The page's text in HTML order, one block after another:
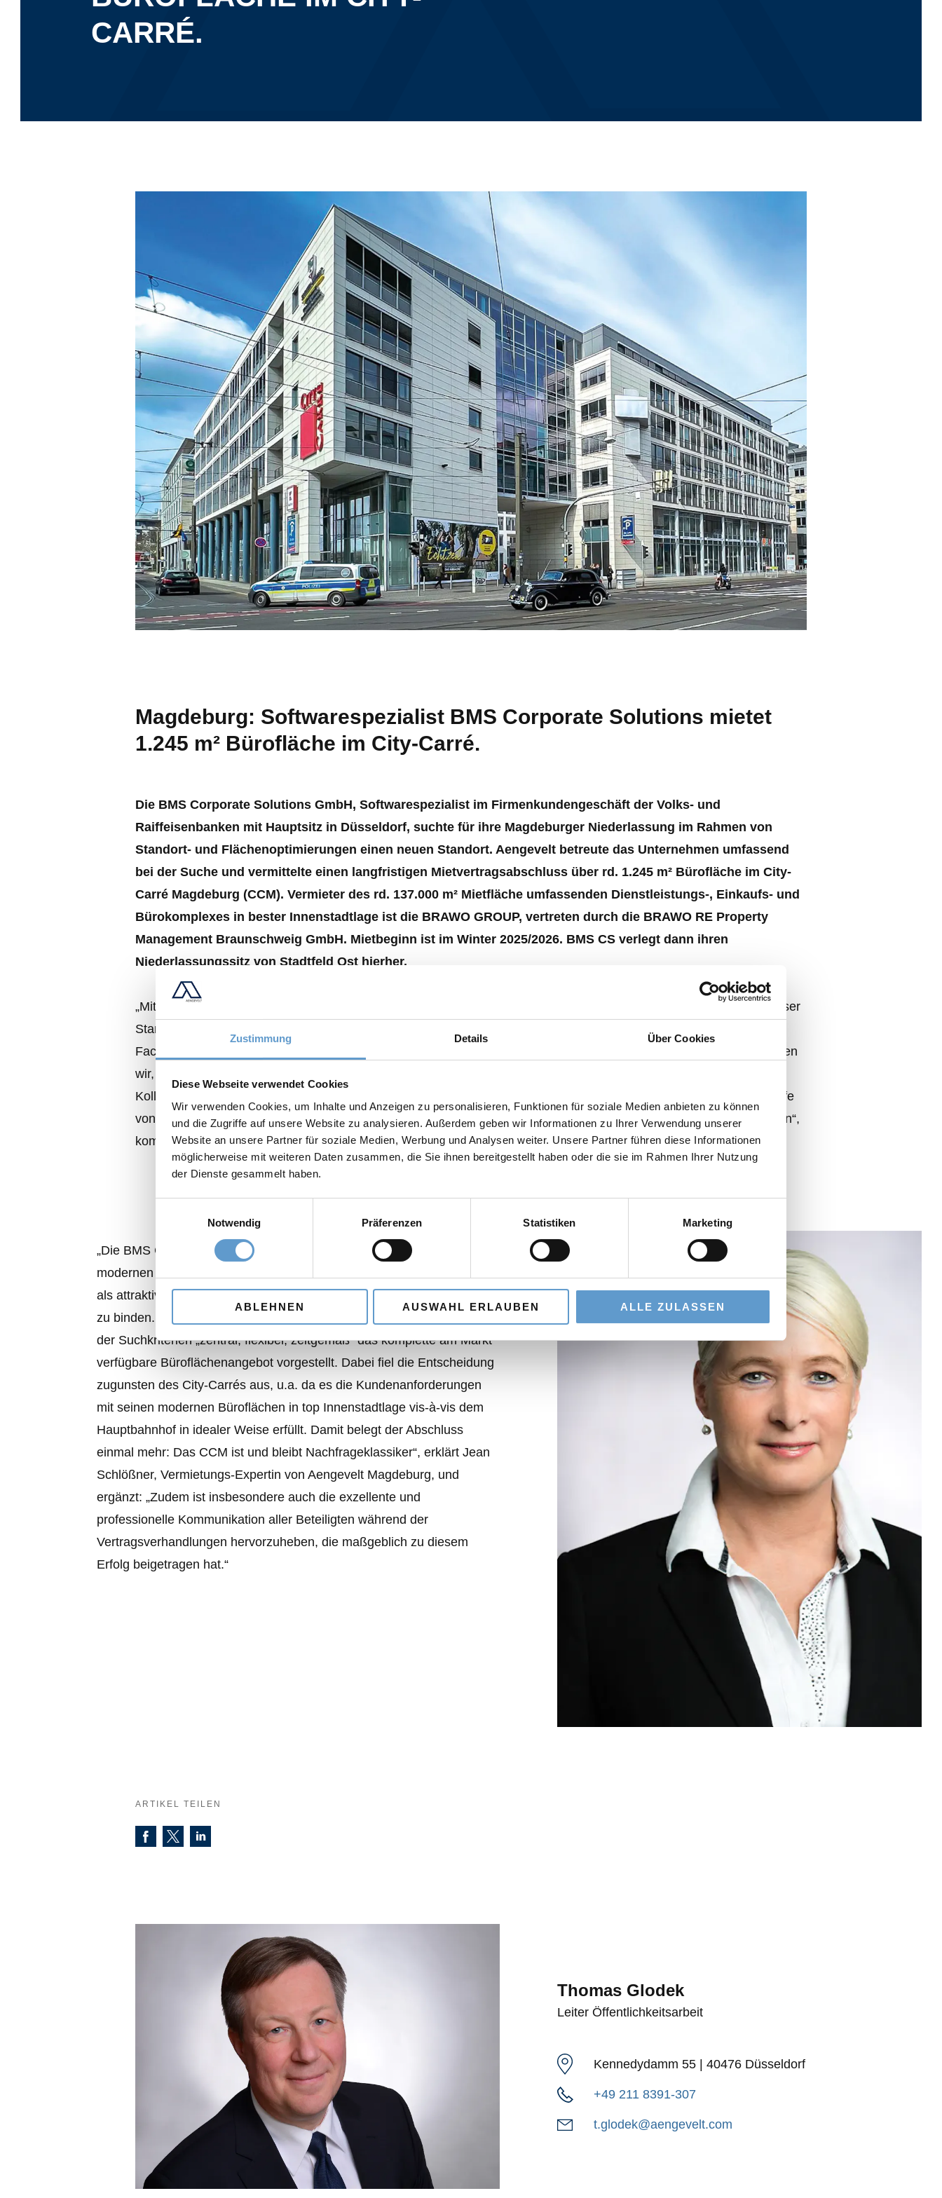
Zustimmung Details Über Cookies
Diese Webseite verwendet Cookies
Wir verwenden Cookies, um Inhalte und Anzeigen zu personalisieren, Funktionen für soziale Medien anbieten zu können
und die Zugriffe auf unsere Website zu analysieren. Außerdem geben wir Informationen zu Ihrer Verwendung unserer
Website an unsere Partner für soziale Medien, Werbung und Analysen weiter. Unsere Partner führen diese Informationen
möglicherweise mit weiteren Daten zusammen, die Sie ihnen bereitgestellt haben oder die sie im Rahmen Ihrer Nutzung
der Dienste gesammelt haben.
Notwendig
Präferenzen Statistiken Marketing
ABLEHNEN AUSWAHL ERLAUBEN ALLE ZULASSEN
CARRÉ.
Magdeburg: Softwarespezialist BMS Corporate Solutions mietet
1.245 m² Bürofläche im City-Carré.
Die BMS Corporate Solutions GmbH, Softwarespezialist im Firmenkundengeschäft der Volks- und
Raiffeisenbanken mit Hauptsitz in Düsseldorf, suchte für ihre Magdeburger Niederlassung im Rahmen von
Standort- und Flächenoptimierungen einen neuen Standort. Aengevelt betreute das Unternehmen umfassend
bei der Suche und vermittelte einen langfristigen Mietvertragsabschluss über rd. 1.245 m² Bürofläche im City-
Carré Magdeburg (CCM). Vermieter des rd. 137.000 m² Mietfläche umfassenden Dienstleistungs-, Einkaufs- und
Bürokomplexes in bester Innenstadtlage ist die BRAWO GROUP, vertreten durch die BRAWO RE Property
Management Braunschweig GmbH. Mietbeginn ist im Winter 2025/2026. BMS CS verlegt dann ihren
Niederlassungssitz von Stadtfeld Ost hierher.
„Mit Magdeburg und der Otto-von-Guericke-Universität verbindet uns eine über 20-jährige Historie. Daher ist uns dieser
Standort besonders wichtig. Mit unserem starken Unternehmenswachstum seit 2020 ging ein großer Bedarf an
Fachpersonal, gerade im Bereich Softwareentwicklung, einher. In Zeiten des zunehmenden Fachkräftemangels wissen
wir, dass eine Positionierung als attraktiver Arbeitgeber unumgänglich ist, um die richtigen neuen Kolleginnen und
Kollegen zu finden. Dazu zählen für uns auch attraktive und zeitgemäße Büroflächen. Genau diese haben wir mit Hilfe
von Aengevelt im City-Carré gefunden. Wir freuen uns auf die kommenden Jahre in unseren tollen neuen Büroflächen“,
kommentiert Mario Amelung, Büroleiter am BMS-Standort Magdeburg.
„Die BMS Corporate Solutions GmbH war auf der Suche nach
modernen und flexiblen Büroflächen, die den Zeitgeist treffen, und um
als attraktiver Arbeitgeber erfolgreich Fachpersonal zu rekrutieren und
zu binden. Entsprechend haben wir dem Softwarespezialisten gemäß
der Suchkriterien „zentral, flexibel, zeitgemäß“ das komplette am Markt
verfügbare Büroflächenangebot vorgestellt. Dabei fiel die Entscheidung
zugunsten des City-Carrés aus, u.a. da es die Kundenanforderungen
mit seinen modernen Büroflächen in top Innenstadtlage vis-à-vis dem
Hauptbahnhof in idealer Weise erfüllt. Damit belegt der Abschluss
einmal mehr: Das CCM ist und bleibt Nachfrageklassiker“, erklärt Jean
Schlößner, Vermietungs-Expertin von Aengevelt Magdeburg, und
ergänzt: „Zudem ist insbesondere auch die exzellente und
professionelle Kommunikation aller Beteiligten während der
Vertragsverhandlungen hervorzuheben, die maßgeblich zu diesem
Erfolg beigetragen hat.“
ARTIKEL TEILEN
Thomas Glodek
Leiter Öffentlichkeitsarbeit
Kennedydamm 55 | 40476 Düsseldorf
+49 211 8391-307
t.glodek@aengevelt.com